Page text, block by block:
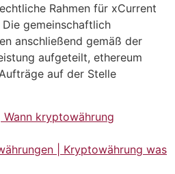
Rahmen für xCurrent
gemeinschaftlich
anschließend gemäß der
aufgeteilt, ethereum
auf der Stelle
kryptowährung
| Kryptowährung was